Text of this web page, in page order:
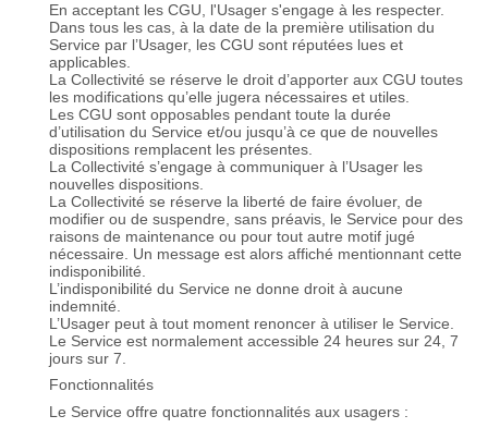
En acceptant les CGU, l'Usager s'engage à les respecter.
Dans tous les cas, à la date de la première utilisation du
Service par l’Usager, les CGU sont réputées lues et
applicables.
La Collectivité se réserve le droit d’apporter aux CGU toutes
les modifications qu’elle jugera nécessaires et utiles.
Les CGU sont opposables pendant toute la durée
d’utilisation du Service et/ou jusqu’à ce que de nouvelles
dispositions remplacent les présentes.
La Collectivité s’engage à communiquer à l’Usager les
nouvelles dispositions.
La Collectivité se réserve la liberté de faire évoluer, de
modifier ou de suspendre, sans préavis, le Service pour des
raisons de maintenance ou pour tout autre motif jugé
nécessaire. Un message est alors affiché mentionnant cette
indisponibilité.
L’indisponibilité du Service ne donne droit à aucune
indemnité.
L’Usager peut à tout moment renoncer à utiliser le Service.
Le Service est normalement accessible 24 heures sur 24, 7
jours sur 7.
Fonctionnalités
Le Service offre quatre fonctionnalités aux usagers :